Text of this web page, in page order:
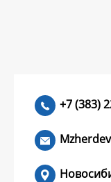
+7 (383)